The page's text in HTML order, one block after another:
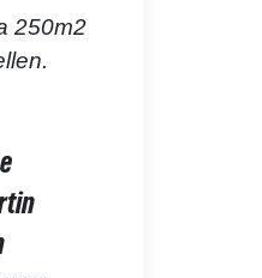
250m2